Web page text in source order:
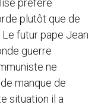
préfère
plutôt que de
futur pape Jean
guerre
ne
manque de
situation il a